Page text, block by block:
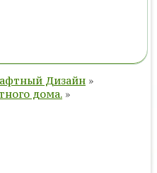
Дизайн »
дома. »